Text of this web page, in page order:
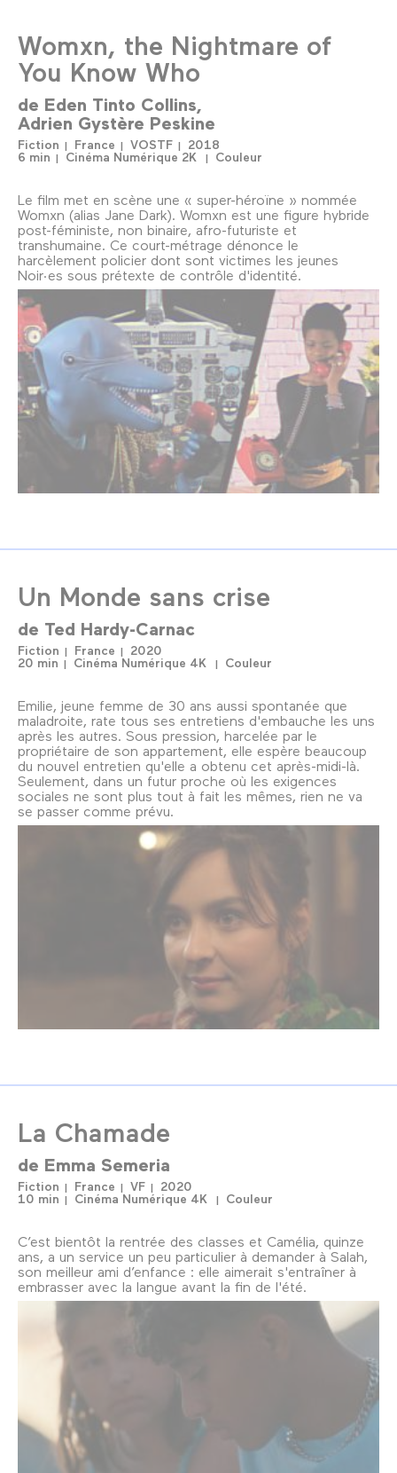
Womxn, the Nightmare of
You Know Who
de Eden Tinto Collins
Adrien Gystère Peskine
Fiction France VOSTF
2018
6 min
Cinéma Numérique 2K Couleur
Le film met en scène une « super-héroïne » nommée
Womxn (alias Jane Dark). Womxn est une figure hybride
post-féministe, non binaire, afro-futuriste et
transhumaine. Ce court-métrage dénonce le
harcèlement policier dont sont victimes les jeunes
Noir·es sous prétexte de contrôle d'identité.
Un Monde sans crise
de Ted Hardy-Carnac
Fiction France
2020
20 min
Cinéma Numérique 4K Couleur
Emilie, jeune femme de 30 ans aussi spontanée que
maladroite, rate tous ses entretiens d'embauche les uns
après les autres. Sous pression, harcelée par le
propriétaire de son appartement, elle espère beaucoup
du nouvel entretien qu'elle a obtenu cet après-midi-là.
Seulement, dans un futur proche où les exigences
sociales ne sont plus tout à fait les mêmes, rien ne va
se passer comme prévu.
La Chamade
de Emma Semeria
Fiction France VF
2020
10 min
Cinéma Numérique 4K Couleur
C’est bientôt la rentrée des classes et Camélia, quinze
ans, a un service un peu particulier à demander à Salah,
son meilleur ami d’enfance : elle aimerait s'entraîner à
embrasser avec la langue avant la fin de l'été.